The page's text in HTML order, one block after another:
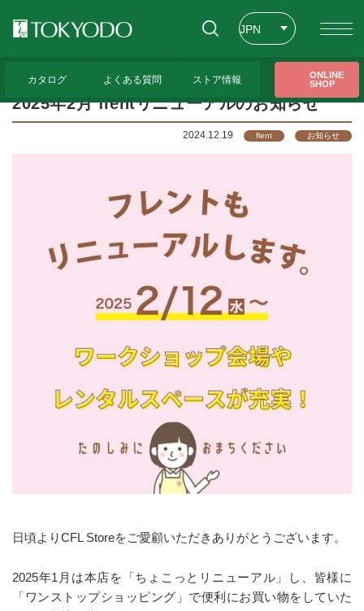
JPN
カタログ よくある質問 ストア情報
ONLINE
SHOP
2025年2月 flentリニューアルのお知らせ
2025年2月 flentリニューアルのお知らせ
2024.12.19 flent お知らせ
日頃よりCFL Storeをご愛顧いただきありがとうございます。
2025年1月は本店を「ちょこっとリニューアル」し、皆様に
「ワンストップショッピング」で便利にお買い物をしていた